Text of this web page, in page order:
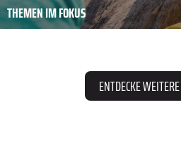
THEMEN IM FOKUS
ENTDECKE